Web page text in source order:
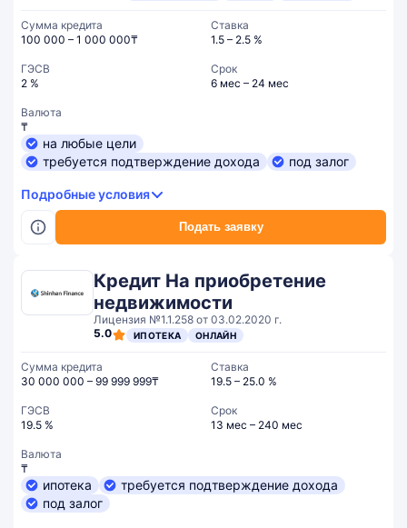
Подать заявку
Сумма кредита
100 000 – 1 000 000₸
Ставка
1.5 – 2.5 %
ГЭСВ
2 %
Срок
6 мес – 24 мес
Валюта
₸
на любые цели
требуется подтверждение дохода
под залог
Подробные условия
Кредит На приобретение
недвижимости
Лицензия №1.1.258 от 03.02.2020 г.
5.0
ИПОТЕКА ОНЛАЙН
Сумма кредита
30 000 000 – 99 999 999₸
Ставка
19.5 – 25.0 %
ГЭСВ
19.5 %
Срок
13 мес – 240 мес
Валюта
₸
ипотека
требуется подтверждение дохода
под залог